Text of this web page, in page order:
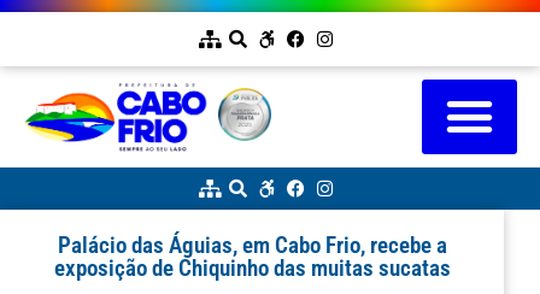
Palácio das Águias, em Cabo Frio, recebe a
exposição de Chiquinho das muitas sucatas